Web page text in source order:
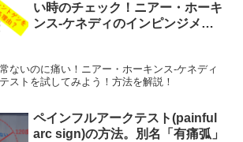
い時のチェック！ニアー・ホーキ
ンス-ケネディのインピンジメン
ないのに痛い！ニアー・ホーキンス-ケネディ
ストを試してみよう！方法を解説！
ペインフルアークテスト(painful
arc sign)の方法。別名「有痛弧」